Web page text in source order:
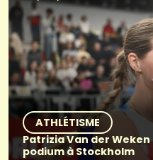
ATHLÉTISME
Patrizia Van der
podium à Stockholm